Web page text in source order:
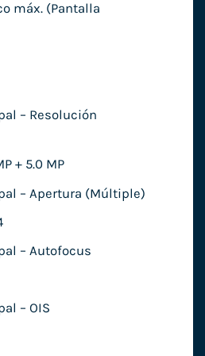
máx. (Pantalla
– Resolución
+ 5.0 MP
– Apertura (Múltiple)
– Autofocus
– OIS